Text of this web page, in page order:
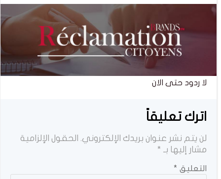
لا ردود حتى الان
اترك تعليقاً
لن يتم نشر عنوان بريدك الإلكتروني. الحقول الإلزامية
مشار إليها بـ *
التعليق *